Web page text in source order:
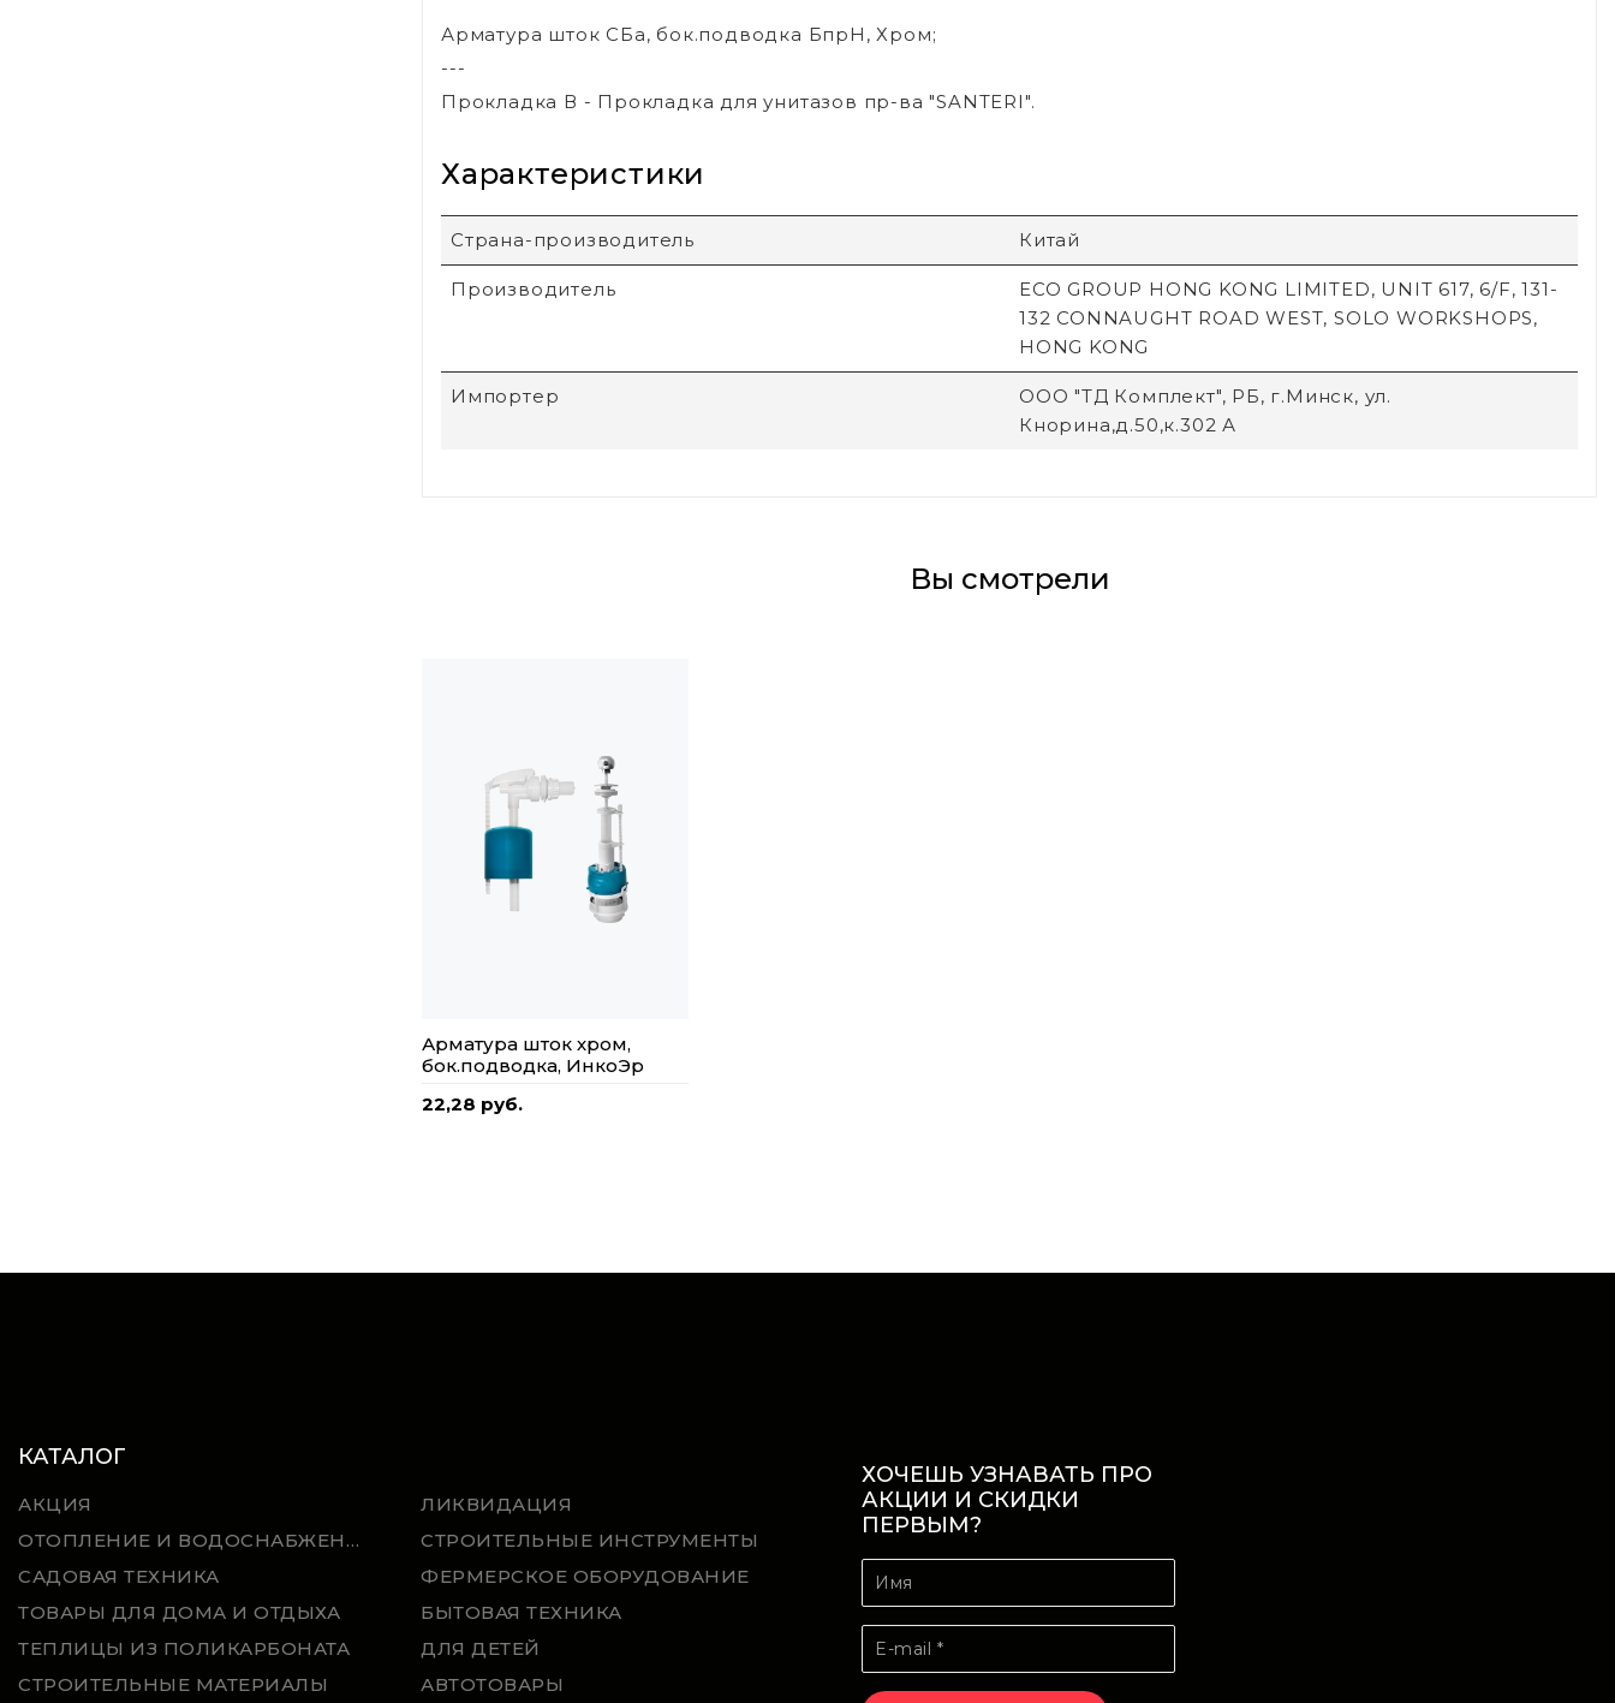
Арматура шток СБа, бок.подводка БпрН, Хром;
---
Прокладка В - Прокладка для унитазов пр-ва "SANTERI".
Характеристики
Страна-производитель Китай
Производитель
ECO GROUP HONG KONG LIMITED, UNIT 617, 6/F, 131-
132 CONNAUGHT ROAD WEST, SOLO WORKSHOPS,
HONG KONG
Импортер
ООО "ТД Комплект", РБ, г.Минск, ул.
Кнорина,д.50,к.302 А
Вы смотрели
Арматура шток хром,
бок.подводка, ИнкоЭр
22,28 руб.
КАТАЛОГ
АКЦИЯ
ЛИКВИДАЦИЯ
ОТОПЛЕНИЕ И ВОДОСНАБЖЕНИЕ
СТРОИТЕЛЬНЫЕ ИНСТРУМЕНТЫ
САДОВАЯ ТЕХНИКА
ФЕРМЕРСКОЕ ОБОРУДОВАНИЕ
ТОВАРЫ ДЛЯ ДОМА И ОТДЫХА
БЫТОВАЯ ТЕХНИКА
ТЕПЛИЦЫ ИЗ ПОЛИКАРБОНАТА
ДЛЯ ДЕТЕЙ
СТРОИТЕЛЬНЫЕ МАТЕРИАЛЫ
АВТОТОВАРЫ
ХОЧЕШЬ УЗНАВАТЬ ПРО
АКЦИИ И СКИДКИ
ПЕРВЫМ?